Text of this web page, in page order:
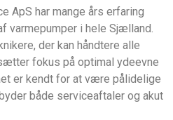
ApS har mange års erfaring
varmepumper i hele Sjælland.
der kan håndtere alle
fokus på optimal ydeevne
er kendt for at være pålidelige
både serviceaftaler og akut